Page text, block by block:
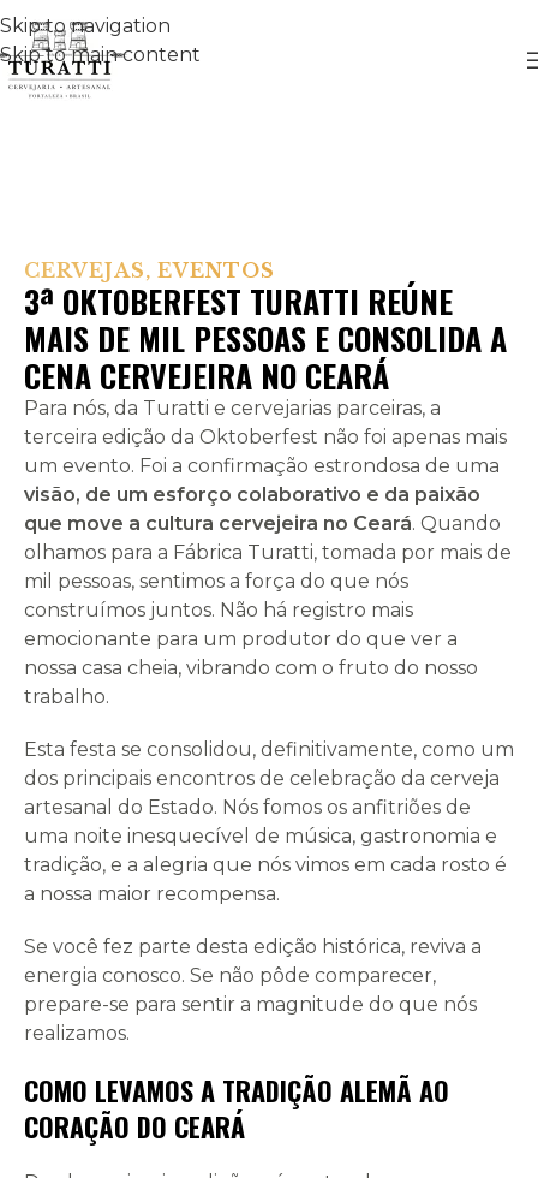
Skip to navigation
Skip to main content
CERVEJAS, EVENTOS
3ª OKTOBERFEST TURATTI REÚNE
MAIS DE MIL PESSOAS E CONSOLIDA A
CENA CERVEJEIRA NO CEARÁ
Para nós, da Turatti e cervejarias parceiras, a
terceira edição da Oktoberfest não foi apenas mais
um evento. Foi a confirmação estrondosa de uma
visão, de um esforço colaborativo e da paixão
que move a cultura cervejeira no Ceará. Quando
olhamos para a Fábrica Turatti, tomada por mais de
mil pessoas, sentimos a força do que nós
construímos juntos. Não há registro mais
emocionante para um produtor do que ver a
nossa casa cheia, vibrando com o fruto do nosso
trabalho.
Esta festa se consolidou, definitivamente, como um
dos principais encontros de celebração da cerveja
artesanal do Estado. Nós fomos os anfitriões de
uma noite inesquecível de música, gastronomia e
tradição, e a alegria que nós vimos em cada rosto é
a nossa maior recompensa.
Se você fez parte desta edição histórica, reviva a
energia conosco. Se não pôde comparecer,
prepare-se para sentir a magnitude do que nós
realizamos.
COMO LEVAMOS A TRADIÇÃO ALEMÃ AO
CORAÇÃO DO CEARÁ